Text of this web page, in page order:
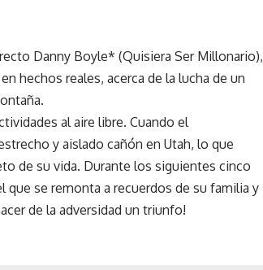
Danny Boyle* (Quisiera Ser Millonario),
hechos reales, acerca de la lucha de un
al aire libre. Cuando el
y aislado cañón en Utah, lo que
de su vida. Durante los siguientes cinco
que se remonta a recuerdos de su familia y
de la adversidad un triunfo!